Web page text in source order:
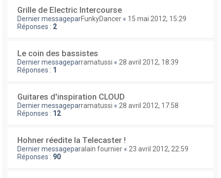
Grille de Electric Intercourse
Dernier messageparFunkyDancer « 15 mai 2012, 15:29
Réponses : 2
Le coin des bassistes
Dernier messageparramatussi « 28 avril 2012, 18:39
Réponses : 1
Guitares d'inspiration CLOUD
Dernier messageparramatussi « 28 avril 2012, 17:58
Réponses : 12
Hohner réedite la Telecaster !
Dernier messageparalain fournier « 23 avril 2012, 22:59
Réponses : 90